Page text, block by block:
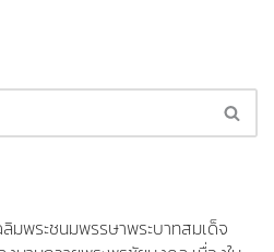
มพระชนมพรรษาพระบาทสมเด็จ